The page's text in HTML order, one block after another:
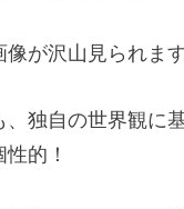
が沢山見られます
、独自の世界観に
的！